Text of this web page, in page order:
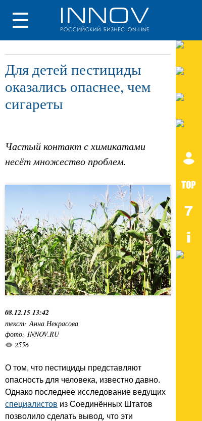
Для детей пестициды
оказались опаснее, чем
сигареты
Частый контакт с химикатами
несёт множество проблем.
08.12.15 13:42
текст: Анна Некрасова
фото: INNOV.RU
2556
О том, что пестициды представляют
опасность для человека, известно давно.
Однако последнее исследование ведущих
специалистов из Соединённых Штатов
позволило сделать вывод, что эти